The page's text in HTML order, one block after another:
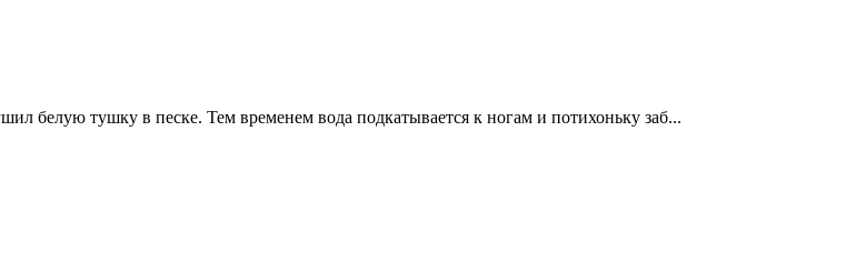
белую тушку в песке. Тем временем вода подкатывается к ногам и потихоньку заб...